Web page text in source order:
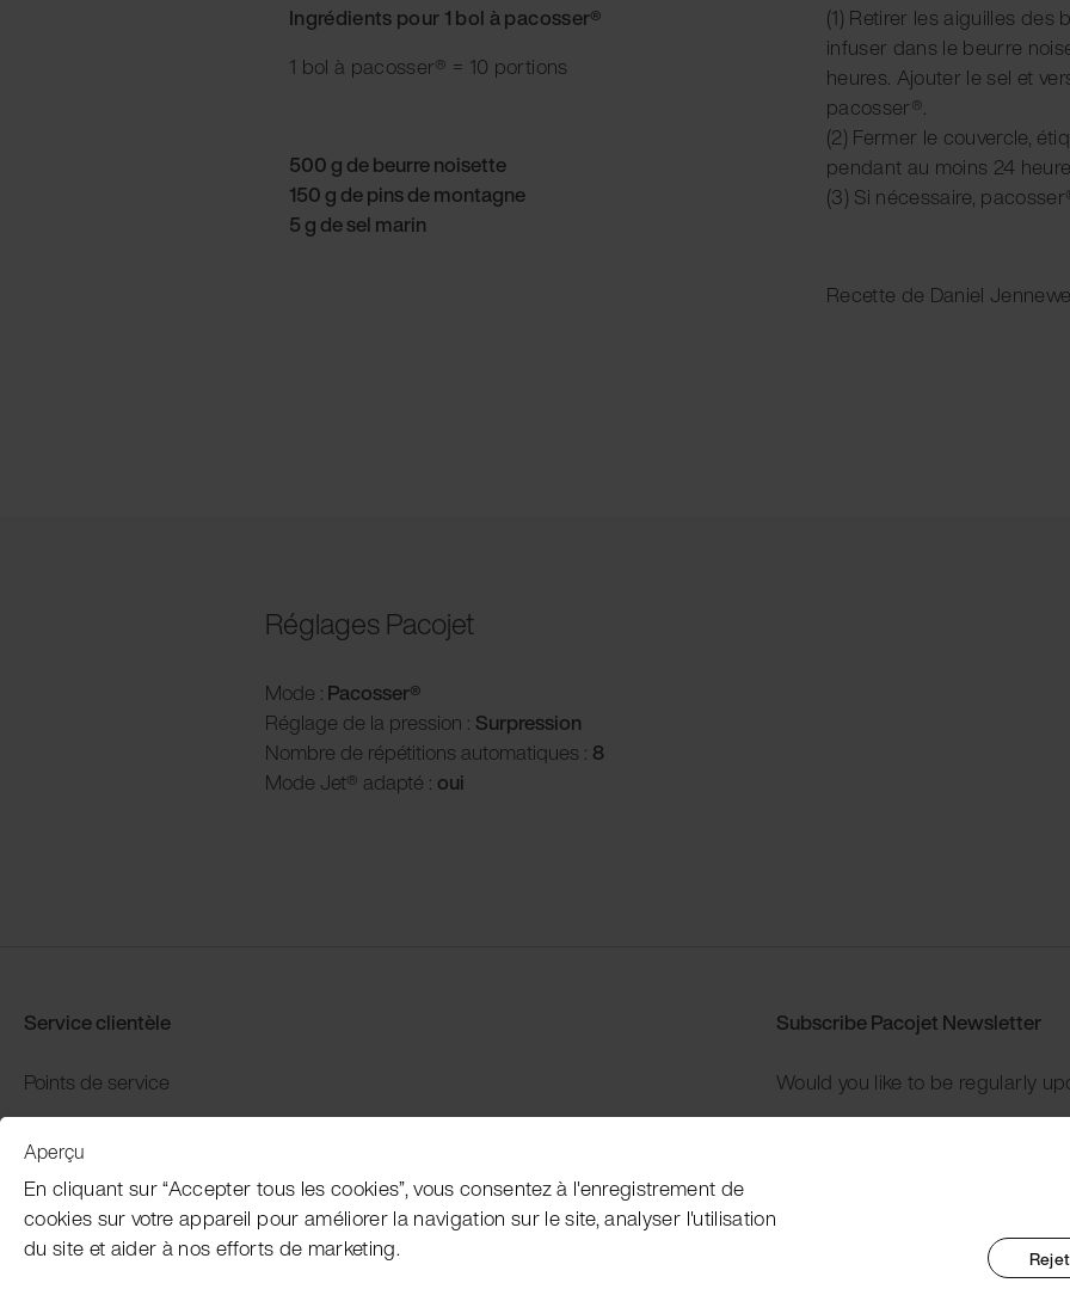
Ingrédients pour 1 bol à pacosser®
1 bol à pacosser® = 10 portions
500 g de beurre noisette
150 g de pins de montagne
5 g de sel marin
(1) Retirer les aiguilles des
infuser dans le beurre
heures. Ajouter le sel et
pacosser®.
(2) Fermer le couvercle,
pendant au moins 24
(3) Si nécessaire,
Recette de Daniel
Réglages Pacojet
Mode : Pacosser®
Réglage de la pression : Surpression
Nombre de répétitions automatiques : 8
Mode Jet® adapté : oui
Service clientèle
Points de service
Distributors
Garantie et retour
Paiement et expédition
Subscribe Pacojet Newsletter
Would you like to be regularly
Aperçu
En cliquant sur “Accepter tous les cookies”, vous consentez à l'enregistrement de
cookies sur votre appareil pour améliorer la navigation sur le site, analyser l'utilisation
du site et aider à nos efforts de marketing.